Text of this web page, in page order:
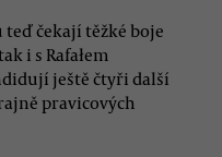
teď čekají těžké boje
i s Rafałem
ještě čtyři další
pravicových